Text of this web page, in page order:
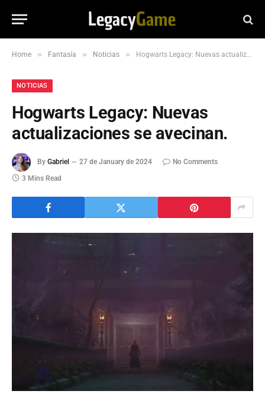
Home » Fantasía » Noticias » Hogwarts Legacy: Nuevas actualizaciones se avecinan.
NOTICIAS
Hogwarts Legacy: Nuevas
actualizaciones se avecinan.
By Gabriel 27 de January de 2024
No Comments
3 Mins Read